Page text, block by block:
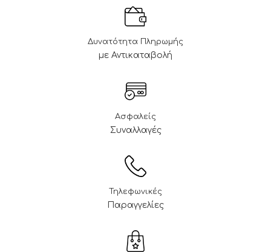
Δυνατότητα Πληρωμής
με Αντικαταβολή
Ασφαλείς
Συναλλαγές
Τηλεφωνικές
Παραγγελίες